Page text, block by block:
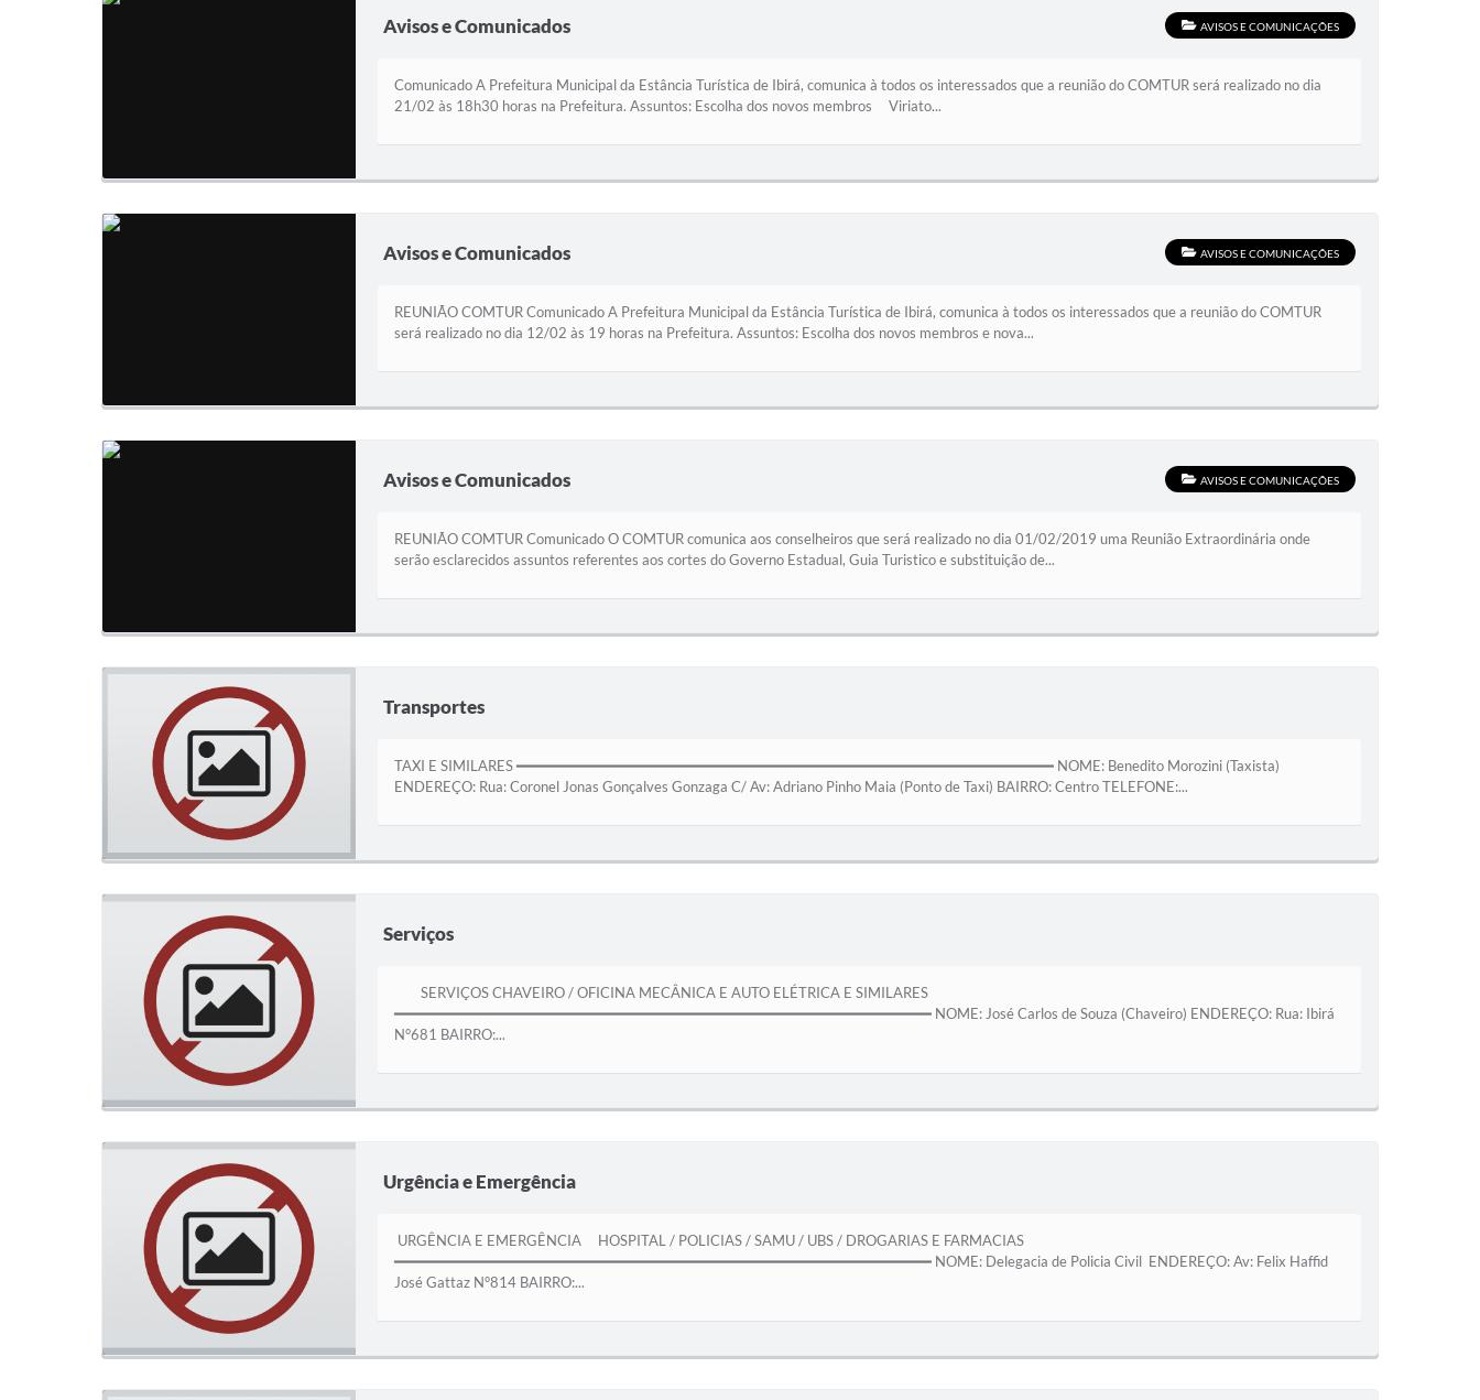
Avisos e Comunicados AVISOS E COMUNICAÇÕES
Comunicado A Prefeitura Municipal da Estância Turística de Ibirá, comunica à todos os interessados que a reunião do COMTUR será realizado no dia
21/02 às 18h30 horas na Prefeitura. Assuntos: Escolha dos novos membros Viriato...
Avisos e Comunicados AVISOS E COMUNICAÇÕES
REUNIÃO COMTUR Comunicado A Prefeitura Municipal da Estância Turística de Ibirá, comunica à todos os interessados que a reunião do COMTUR
será realizado no dia 12/02 às 19 horas na Prefeitura. Assuntos: Escolha dos novos membros e nova...
Avisos e Comunicados AVISOS E COMUNICAÇÕES
REUNIÃO COMTUR Comunicado O COMTUR comunica aos conselheiros que será realizado no dia 01/02/2019 uma Reunião Extraordinária onde
serão esclarecidos assuntos referentes aos cortes do Governo Estadual, Guia Turistico e substituição de...
Transportes
TAXI E SIMILARES ━━━━━━━━━━━━━━━━━━━━━━━━━━━━━━━━━━━━━━━━━━━━━━━━━━━━━━━━━━━━━ NOME: Benedito Morozini (Taxista)
ENDEREÇO: Rua: Coronel Jonas Gonçalves Gonzaga C/ Av: Adriano Pinho Maia (Ponto de Taxi) BAIRRO: Centro TELEFONE:...
Serviços
SERVIÇOS CHAVEIRO / OFICINA MECÂNICA E AUTO ELÉTRICA E SIMILARES
━━━━━━━━━━━━━━━━━━━━━━━━━━━━━━━━━━━━━━━━━━━━━━━━━━━━━━━━━━━━━ NOME: José Carlos de Souza (Chaveiro) ENDEREÇO: Rua: Ibirá
N°681 BAIRRO:...
Urgência e Emergência
URGÊNCIA E EMERGÊNCIA HOSPITAL / POLICIAS / SAMU / UBS / DROGARIAS E FARMACIAS
━━━━━━━━━━━━━━━━━━━━━━━━━━━━━━━━━━━━━━━━━━━━━━━━━━━━━━━━━━━━━ NOME: Delegacia de Policia Civil ENDEREÇO: Av: Felix Haffid
José Gattaz N°814 BAIRRO:...